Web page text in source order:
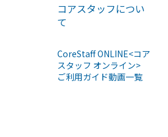
コアスタッフについ
て
CoreStaff ONLINE<コア
スタッフ オンライン>
ご利用ガイド動画一覧